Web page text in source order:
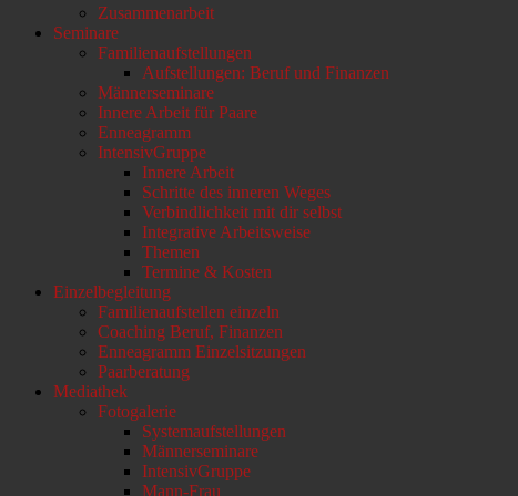
Zusammenarbeit
Seminare
Familienaufstellungen
Aufstellungen: Beruf und Finanzen
Männerseminare
Innere Arbeit für Paare
Enneagramm
IntensivGruppe
Innere Arbeit
Schritte des inneren Weges
Verbindlichkeit mit dir selbst
Integrative Arbeitsweise
Themen
Termine & Kosten
Einzelbegleitung
Familienaufstellen einzeln
Coaching Beruf, Finanzen
Enneagramm Einzelsitzungen
Paarberatung
Mediathek
Fotogalerie
Systemaufstellungen
Männerseminare
IntensivGruppe
Mann-Frau